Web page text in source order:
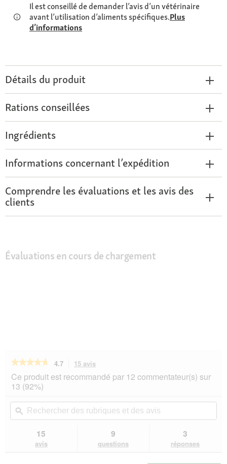
Il est conseillé de demander l’avis d’un vétérinaire
avant l’utilisation d’aliments spécifiques.Plus
d’informations
Détails du produit
Rations conseillées
Ingrédients
Informations concernant l’expédition
Comprendre les évaluations et les avis des
clients
Évaluations en cours de chargement
★★★★★
★★★★★
sur
5
les
avis
SELECT
GOLD
4.7 15 avis
action
vous
vers
les
avis.
Ce produit est recommandé par 12 commentateur(s) sur
13 (92%)
Rechercher
des
rubriques
ϙ
15
avis
9
questions
3
réponses